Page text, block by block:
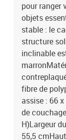
pour ranger
objets
stable : le
structure
inclinable
fibre de
assise : 66
de
H)Largeur
55,5